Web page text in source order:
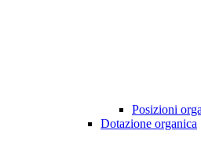
Posizioni
Dotazione organica